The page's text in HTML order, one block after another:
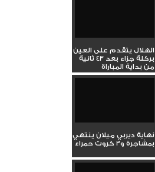
الهلال يتقدم على العين
بركلة جزاء بعد 43 ثانية
من بداية المباراة
نهاية ديربي ميلان ينتهي
بمشاجرة و3 كروت حمراء